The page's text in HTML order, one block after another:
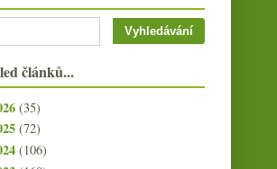
článků...
(35)
(72)
(106)